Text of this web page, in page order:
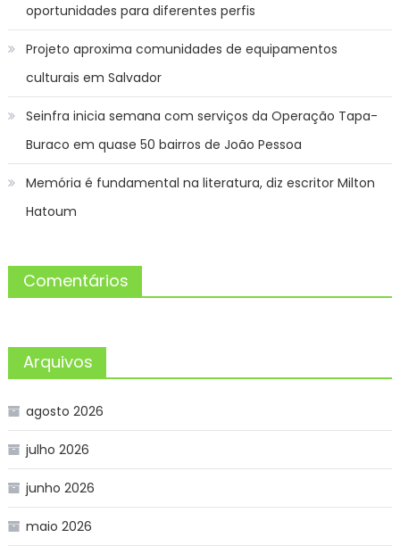
oportunidades para diferentes perfis
Projeto aproxima comunidades de equipamentos
culturais em Salvador
Seinfra inicia semana com serviços da Operação Tapa-
Buraco em quase 50 bairros de João Pessoa
Memória é fundamental na literatura, diz escritor Milton
Hatoum
Comentários
Arquivos
agosto 2026
julho 2026
junho 2026
maio 2026